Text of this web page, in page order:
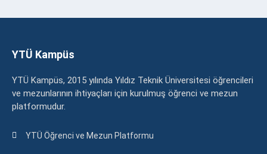
YTÜ Kampüs
YTÜ Kampüs, 2015 yılında Yıldız Teknik Üniversitesi öğrencileri
ve mezunlarının ihtiyaçları için kurulmuş öğrenci ve mezun
platformudur.
YTÜ Öğrenci ve Mezun Platformu